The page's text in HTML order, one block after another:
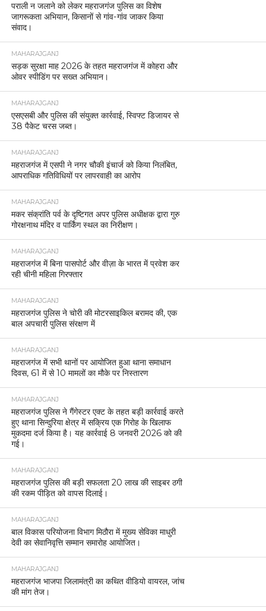
पराली न जलाने को लेकर महराजगंज पुलिस का विशेष
जागरूकता अभियान, किसानों से गांव-गांव जाकर किया
संवाद।
MAHARAJGANJ
सड़क सुरक्षा माह 2026 के तहत महराजगंज में कोहरा और
ओवर स्पीडिंग पर सख्त अभियान।
MAHARAJGANJ
एसएसबी और पुलिस की संयुक्त कार्रवाई, स्विफ्ट डिजायर से
38 पैकेट चरस जब्त।
MAHARAJGANJ
महराजगंज में एसपी ने नगर चौकी इंचार्ज को किया निलंबित,
आपराधिक गतिविधियों पर लापरवाही का आरोप
MAHARAJGANJ
मकर संक्रांति पर्व के दृष्टिगत अपर पुलिस अधीक्षक द्वारा गुरु
गोरक्षनाथ मंदिर व पार्किंग स्थल का निरीक्षण।
MAHARAJGANJ
महराजगंज में बिना पासपोर्ट और वीज़ा के भारत में प्रवेश कर
रही चीनी महिला गिरफ्तार
MAHARAJGANJ
महराजगंज पुलिस ने चोरी की मोटरसाइकिल बरामद की, एक
बाल अपचारी पुलिस संरक्षण में
MAHARAJGANJ
महराजगंज में सभी थानों पर आयोजित हुआ थाना समाधान
दिवस, 61 में से 10 मामलों का मौके पर निस्तारण
MAHARAJGANJ
महराजगंज पुलिस ने गैंगेस्टर एक्ट के तहत बड़ी कार्रवाई करते
हुए थाना सिन्दुरिया क्षेत्र में सक्रिय एक गिरोह के खिलाफ
मुकदमा दर्ज किया है। यह कार्रवाई 8 जनवरी 2026 को की
गई।
MAHARAJGANJ
महराजगंज पुलिस की बड़ी सफलता 20 लाख की साइबर ठगी
की रकम पीड़ित को वापस दिलाई।
MAHARAJGANJ
बाल विकास परियोजना विभाग मिठौरा में मुख्य सेविका माधुरी
देवी का सेवानिवृत्ति सम्मान समारोह आयोजित।
MAHARAJGANJ
महराजगंज भाजपा जिलामंत्री का कथित वीडियो वायरल, जांच
की मांग तेज।